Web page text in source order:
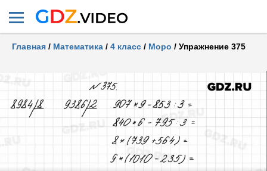
Главная / Математика / 4 класс / Моро / Упражнение 375